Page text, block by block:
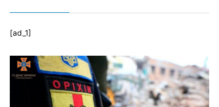
[ad_1]